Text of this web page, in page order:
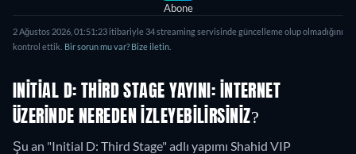
Abone
2 Ağustos 2026 01:51:23 itibariyle 34streaming servisinde güncelleme olup olmadığını
kontrol ettik. Bir sorun mu var? Bize iletin.
INITIAL D: THIRD STAGE YAYINI: İNTERNET
ÜZERINDE NEREDEN IZLEYEBILIRSINIZ?
Şu an "Initial D: Third Stage" adlı yapımı Shahid VIP